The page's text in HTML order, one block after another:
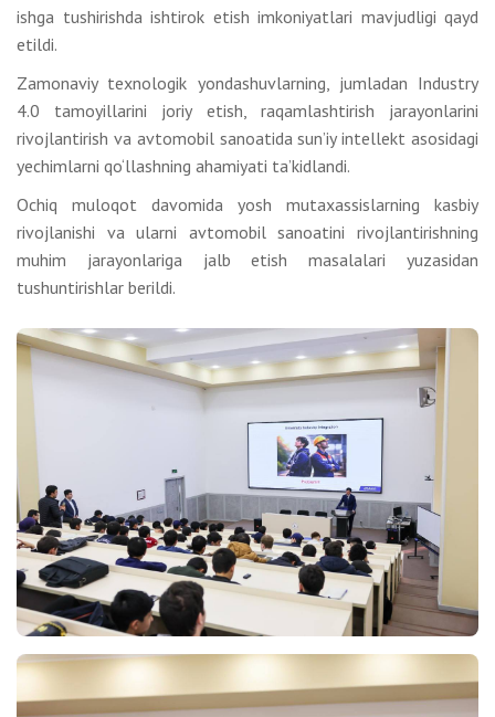
ishga tushirishda ishtirok etish imkoniyatlari mavjudligi qayd
etildi.
Zamonaviy texnologik yondashuvlarning, jumladan Industry
4.0 tamoyillarini joriy etish, raqamlashtirish jarayonlarini
rivojlantirish va avtomobil sanoatida sun’iy intellekt asosidagi
yechimlarni qo‘llashning ahamiyati ta’kidlandi.
Ochiq muloqot davomida yosh mutaxassislarning kasbiy
rivojlanishi va ularni avtomobil sanoatini rivojlantirishning
muhim jarayonlariga jalb etish masalalari yuzasidan
tushuntirishlar berildi.